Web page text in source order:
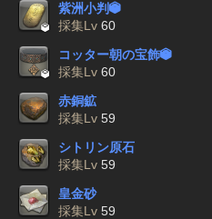

紫洲小判
採集Lv 60

コッター朝の宝飾
採集Lv 60
赤銅鉱
採集Lv 59
シトリン原石
採集Lv 59
皇金砂
採集Lv 59